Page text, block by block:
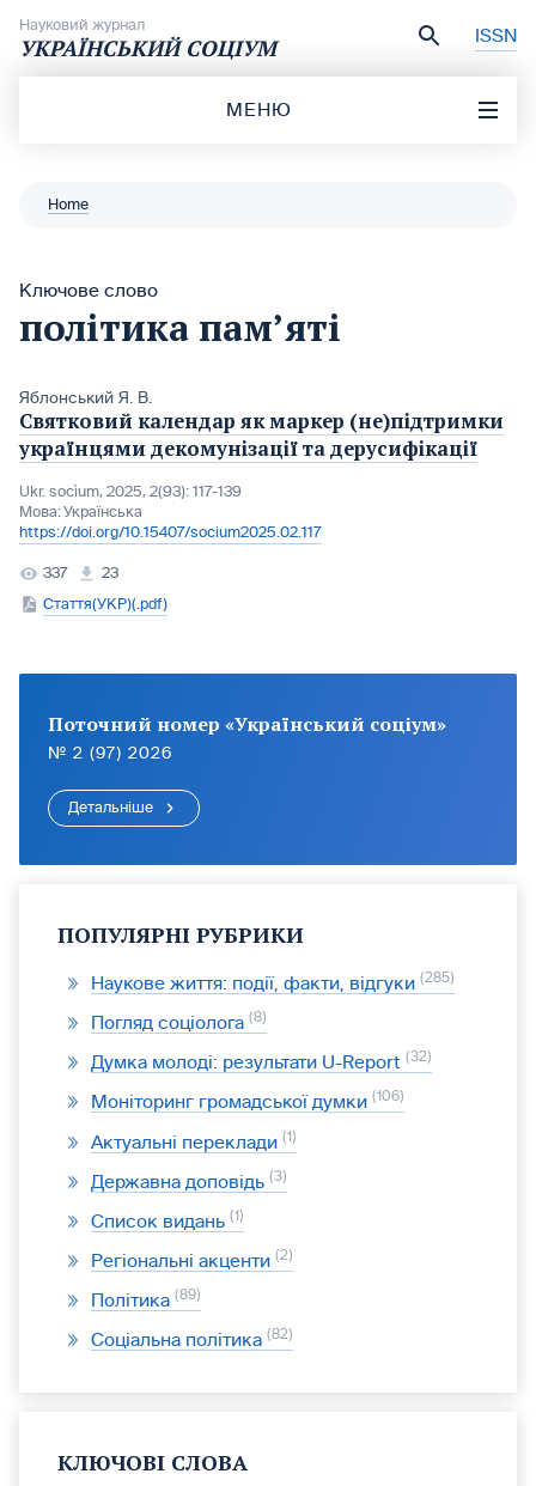
Науковий журнал
УКРАЇНСЬКИЙ СОЦІУМ ISSN
МЕНЮ
Home
Ключове слово
політика пам’яті
Яблонський Я. В.
Святковий календар як маркер (не)підтримки
українцями декомунізації та дерусифікації
Ukr. socìum, 2025, 2(93): 117-139
Мова:Українська
https://doi.org/10.15407/socium2025.02.117
337
23
Стаття(УКР)(.pdf)
Поточний номер «Український соціум»
№ 2 (97) 2026
Детальніше
ПОПУЛЯРНІ РУБРИКИ
Наукове життя: події, факти, відгуки 285
Погляд соціолога 8
Думка молоді: результати U-Report 32
Моніторинг громадської думки 106
Актуальні переклади 1
Державна доповідь 3
Список видань 1
Регіональні акценти 2
Політика 89
Соціальна політика 82
КЛЮЧОВІ СЛОВА